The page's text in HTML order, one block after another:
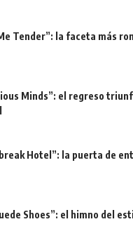
Tender”: la faceta más
Minds”: el regreso
Hotel”: la puerta de
Shoes”: el himno del